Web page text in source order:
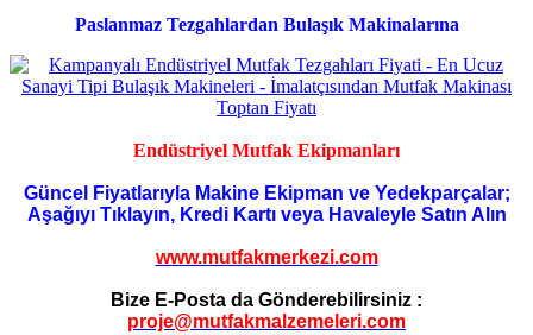
Paslanmaz Tezgahlardan Bulaşık Makinalarına
Endüstriyel Mutfak Ekipmanları
Güncel Fiyatlarıyla Makine Ekipman ve Yedekparçalar;
Aşağıyı Tıklayın, Kredi Kartı veya Havaleyle Satın Alın
www.mutfakmerkezi.com
Bize E-Posta da Gönderebilirsiniz :
proje@mutfakmalzemeleri.com